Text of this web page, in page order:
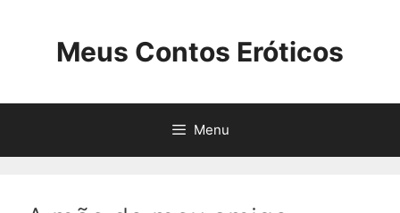
Meus Contos Eróticos
Menu